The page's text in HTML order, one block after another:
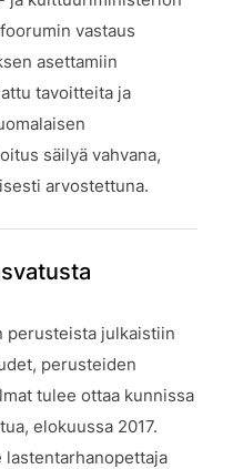
vastaus
asettamiin
tavoitteita ja
säilyä vahvana,
arvostettuna.
perusteista julkaistiin
perusteiden
tulee ottaa kunnissa
elokuussa 2017.
lastentarhanopettaja